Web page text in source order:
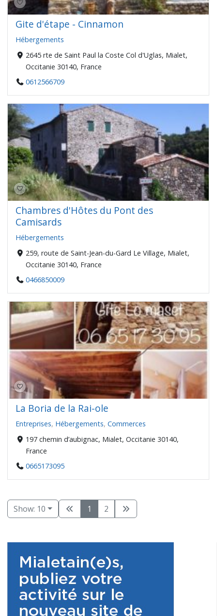
Gite d'étape - Cinnamon
Hébergements
2645 rte de Saint Paul la Coste Col d'Uglas, Mialet,
Occitanie 30140, France
0612566709
Chambres d'Hôtes du Pont des
Camisards
Hébergements
259, route de Saint-Jean-du-Gard Le Village, Mialet,
Occitanie 30140, France
0466850009
La Boria de la Rai-ole
Entreprises, Hébergements, Commerces
197 chemin d’aubignac, Mialet, Occitanie 30140,
France
0665173095
Show: 10 1 2